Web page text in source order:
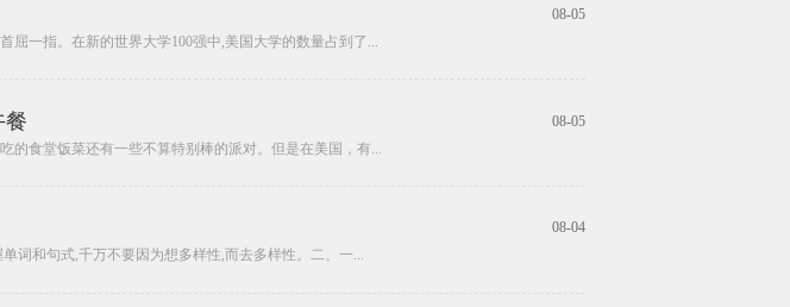
08-05
一指。在新的世界大学100强中,美国大学的数量占到了...
餐
08-05
食堂饭菜还有一些不算特别棒的派对。但是在美国，有...
08-04
词和句式,千万不要因为想多样性,而去多样性。二、一...